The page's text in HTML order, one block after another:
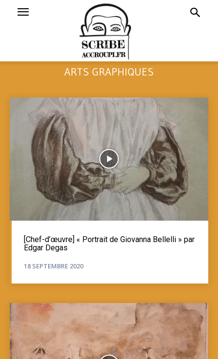
ARTS GRAPHIQUES
[Chef-d’œuvre] « Portrait de Giovanna Bellelli » par
Edgar Degas
18 SEPTEMBRE 2020